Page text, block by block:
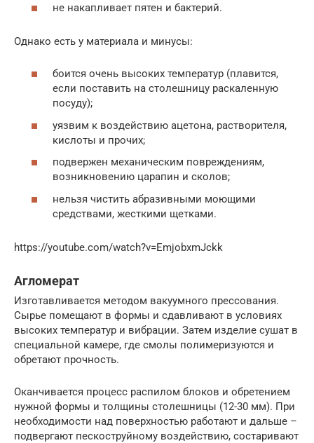
не накапливает пятен и бактерий.
Однако есть у материала и минусы:
боится очень высоких температур (плавится,
если поставить на столешницу раскаленную
посуду);
уязвим к воздействию ацетона, растворителя,
кислоты и прочих;
подвержен механическим повреждениям,
возникновению царапин и сколов;
нельзя чистить абразивными моющими
средствами, жесткими щетками.
https://youtube.com/watch?v=EmjobxmJckk
Агломерат
Изготавливается методом вакуумного прессования.
Сырье помещают в формы и сдавливают в условиях
высоких температур и вибрации. Затем изделие сушат в
специальной камере, где смолы полимеризуются и
обретают прочность.
Оканчивается процесс распилом блоков и обретением
нужной формы и толщины столешницы (12-30 мм). При
необходимости над поверхностью работают и дальше –
подвергают пескоструйному воздействию, состаривают